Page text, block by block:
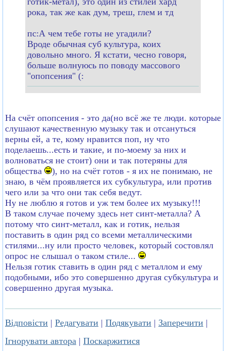
рока, так же как дум, треш, глем и тд
пс:А чем тебе готы не угадили?
Вроде обычная суб культура, коих
довольно много. Я кстати, чесно говоря,
больше волнуюсь по поводу массового
"опопсения" (:
На счёт опопсения - это да(но всё же те люди. которые
слушают качественную музыку так и отсануться
верны ей, а те, кому нравится поп, ну что
поделаешь...есть и такие, и по-моему за них и
волноваться не стоит) они и так потеряны для
общества
), но на счёт готов - я их не понимаю, не
знаю, в чём проявляется их субкультура, или против
чего или за что они так себя ведут.
Ну не люблю я готов и уж тем более их музыку!!!
В таком случае почему здесь нет синт-металла? А
потому что синт-металл, как и готик, нельзя
поставить в один ряд со всеми металлическими
стилями...ну или просто человек, котoрый состовлял
опрос не слышал о таком стиле...
Нельзя готик ставить в один ряд с металлом и ему
подобными, ибо это совершенно другая субкультура и
совершенно другая музыка.
Відповісти | Редагувати | Подякувати | Заперечити |
Ігнорувати автора | Поскаржитися